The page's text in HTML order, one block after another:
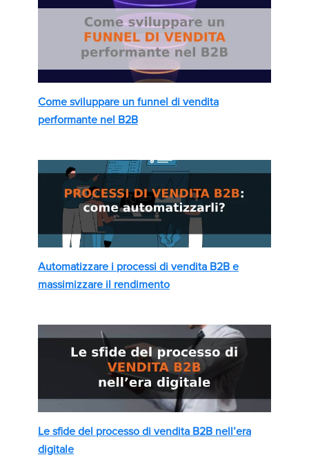
Come sviluppare un funnel di vendita
performante nel B2B
Automatizzare i processi di vendita B2B e
massimizzare il rendimento
Le sfide del processo di vendita B2B nell’era
digitale